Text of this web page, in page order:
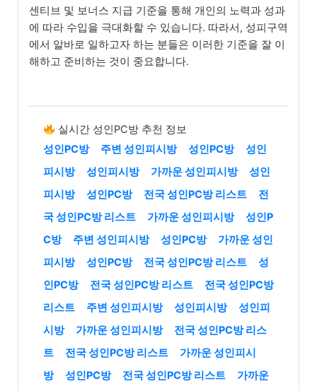
센티브 및 보너스 지급 기준을 통해 개인의 노력과 성과
에 따라 수입을 극대화할 수 있습니다. 따라서, 성피구역
에서 알바로 일하고자 하는 분들은 이러한 기준을 잘 이
해하고 준비하는 것이 중요합니다.
실시간 성인PC방 추천 정보
성인PC방
주변 성인피시방 성인PC방
성인
피시방
성인피시방 가까운 성인피시방
성인
피시방
성인PC방 전국 성인PC방 리스트
전
국 성인PC방 리스트
가까운 성인피시방
성인P
C방
주변 성인피시방 성인PC방
가까운 성인
피시방
성인PC방 전국 성인PC방 리스트
성
인PC방
전국 성인PC방 리스트
전국 성인PC방
리스트
주변 성인피시방 성인피시방
성인피
시방
가까운 성인피시방
전국 성인PC방 리스
트
전국 성인PC방 리스트
가까운 성인피시
방
성인PC방 전국 성인PC방 리스트
가까운